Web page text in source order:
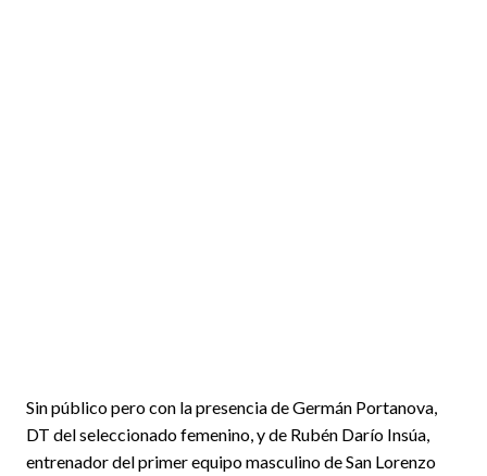
Sin público pero con la presencia de Germán Portanova,
DT del seleccionado femenino, y de Rubén Darío Insúa,
entrenador del primer equipo masculino de San Lorenzo